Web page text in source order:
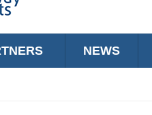
NEWS